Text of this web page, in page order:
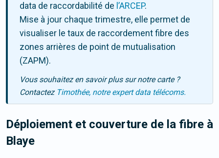
data de raccordabilité de l’ARCEP.
Mise à jour chaque trimestre, elle permet de
visualiser le taux de raccordement fibre des
zones arrières de point de mutualisation
(ZAPM).
Vous souhaitez en savoir plus sur notre carte ?
Contactez Timothée, notre expert data télécoms.
Déploiement et couverture de la fibre à
Blaye